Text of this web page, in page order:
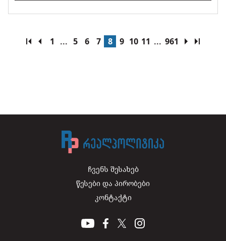
1 ... 5 6 7 8 9 10 11 ... 961
ჩვენს შესახებ
წესები და პირობები
კონტაქტი